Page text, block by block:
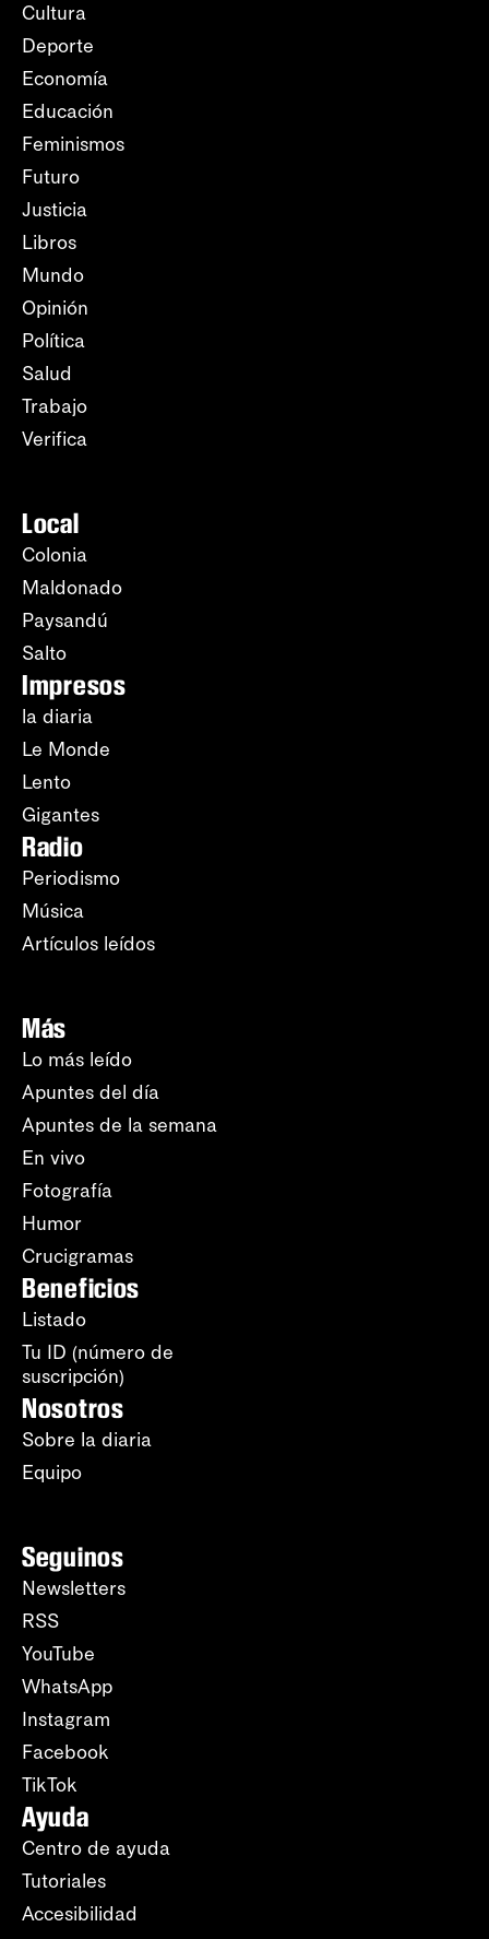
Cultura
Deporte
Economía
Educación
Feminismos
Futuro
Justicia
Libros
Mundo
Opinión
Política
Salud
Trabajo
Verifica
Local
Colonia
Maldonado
Paysandú
Salto
Impresos
la diaria
Le Monde
Lento
Gigantes
Radio
Periodismo
Música
Artículos leídos
Más
Lo más leído
Apuntes del día
Apuntes de la semana
En vivo
Fotografía
Humor
Crucigramas
Beneficios
Listado
Tu ID (número de
suscripción)
Nosotros
Sobre la diaria
Equipo
Seguinos
Newsletters
RSS
YouTube
WhatsApp
Instagram
Facebook
TikTok
Ayuda
Centro de ayuda
Tutoriales
Accesibilidad